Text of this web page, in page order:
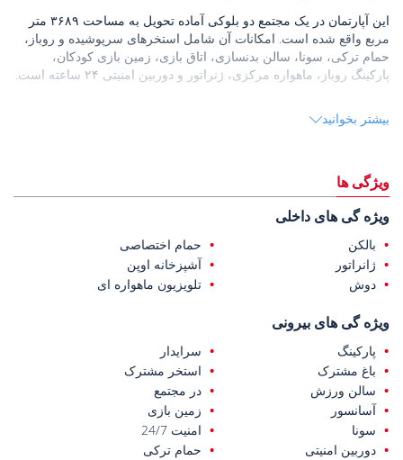
این آپارتمان در یک مجتمع دو بلوکی آماده تحویل به مساحت ۳۶۸۹ متر
مربع واقع شده است. امکانات آن شامل استخرهای سرپوشیده و روباز،
حمام ترکی، سونا، سالن بدنسازی، اتاق بازی، زمین بازی کودکان،
پارکینگ روباز، ماهواره مرکزی، ژنراتور و دوربین امنیتی ۲۴ ساعته است.
توسعه آلانیا واقع شده است، به دلیل فضای پر جنب و جوش و محبوبیت
قاضی پاشا و ۱۳۵ کیلومتر از فرودگاه آنتالیا فاصله دارد.
بیشتر بخوانید
ویژگی ها
ویژه گی های داخلی
بالکن
حمام اختصاصی
ژانراتور
آشپزخانه اوپن
دوش
تلویزیون ماهواره ای
ویژه گی های بیرونی
پارکینگ
سرایدار
باغ مشترک
استخر مشترک
سالن ورزش
در مجتمع
آسانسور
زمین بازی
سونا
امنیت 24/7
دوربین امنیتی
حمام ترکی